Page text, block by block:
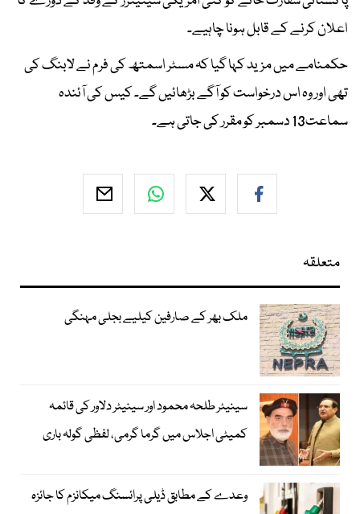
اعلان کرنے کے قابل ہونا چاہیے۔
حکمنامے میں مزید کہا گیا کہ مسٹر اسمتھ کی فرم نے لابنگ کی
تھی اور وہ اس درخواست کو آگے بڑھائیں گے۔ کیس کی آئندہ
سماعت13 دسمبر کو مقرر کی جاتی ہے۔
متعلقہ
ملک بھر کے صارفین کیلیے بجلی مہنگی
سینیٹر طلحہ محمود اور سینیٹر دلاور کی قائمہ
کمیٹی اجلاس میں گرما گرمی، لفظی گولہ باری
وعدے کے مطابق ڈیلی پرائسنگ میکانزم کا جائزہ